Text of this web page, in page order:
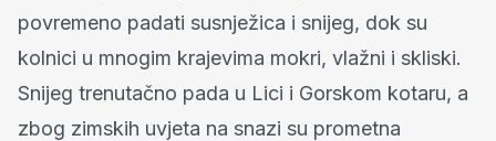
povremeno padati susnježica i snijeg, dok su
kolnici u mnogim krajevima mokri, vlažni i skliski.
Snijeg trenutačno pada u Lici i Gorskom kotaru, a
zbog zimskih uvjeta na snazi su prometna